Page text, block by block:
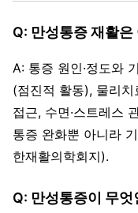
Q: 만성통증 재활
A: 통증 원인·정도와
(점진적 활동), 물리치
접근, 수면·스트레스
통증 완화뿐 아니라
한재활의학회지).
Q: 만성통증이 무엇